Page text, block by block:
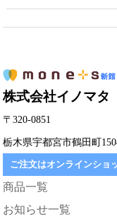
株式会社イノマタ
〒320-0851
栃木県宇都宮市鶴田町
ご注文はオンラインショ
商品一覧
お知らせ一覧